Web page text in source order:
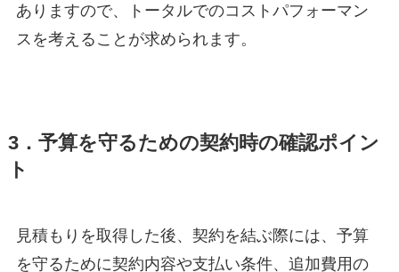
ありますので、トータルでのコストパフォーマン
スを考えることが求められます。
3．予算を守るための契約時の確認ポイン
ト
見積もりを取得した後、契約を結ぶ際には、予算
を守るために契約内容や支払い条件、追加費用の